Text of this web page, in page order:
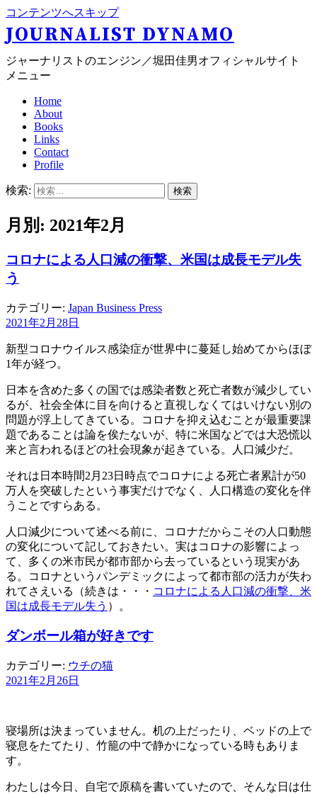
コンテンツへスキップ
JOURNALIST DYNAMO
ジャーナリストのエンジン／堀田佳男オフィシャルサイト
メニュー
Home
About
Books
Links
Contact
Profile
検索:
月別: 2021年2月
コロナによる人口減の衝撃、米国は成長モデル失
う
カテゴリー: Japan Business Press
2021年2月28日
新型コロナウイルス感染症が世界中に蔓延し始めてからほぼ
1年が経つ。
日本を含めた多くの国では感染者数と死亡者数が減少してい
るが、社会全体に目を向けると直視しなくてはいけない別の
問題が浮上してきている。コロナを抑え込むことが最重要課
題であることは論を俟たないが、特に米国などでは大恐慌以
来と言われるほどの社会現象が起きている。人口減少だ。
それは日本時間2月23日時点でコロナによる死亡者累計が50
万人を突破したという事実だけでなく、人口構造の変化を伴
うことですらある。
人口減少について述べる前に、コロナだからこその人口動態
の変化について記しておきたい。実はコロナの影響によっ
て、多くの米市民が都市部から去っているという現実があ
る。コロナというパンデミックによって都市部の活力が失わ
れてさえいる（続きは・・・ コロナによる人口減の衝撃、米
国は成長モデル失う ）。
ダンボール箱が好きです
カテゴリー: ウチの猫
2021年2月26日
寝場所は決まっていません。机の上だったり、ベッドの上で
寝息をたてたり、竹籠の中で静かになっている時もありま
す。
わたしは今日、自宅で原稿を書いていたので、そんな日は仕